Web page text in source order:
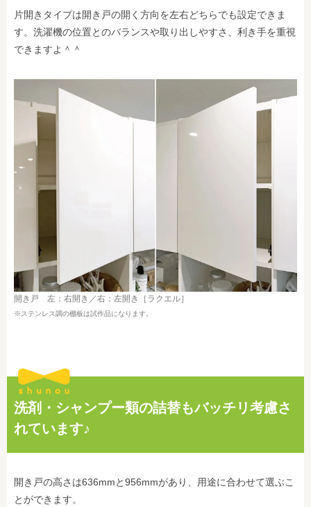
片開きタイプは開き戸の開く方向を左右どちらでも設定できま
す。洗濯機の位置とのバランスや取り出しやすさ、利き手を重視
できますよ＾＾
開き戸 左：右開き／右：左開き［ラクエル］
※ステンレス調の棚板は試作品になります。
洗剤・シャンプー類の詰替もバッチリ考慮さ
れています♪
開き戸の高さは636mmと956mmがあり、用途に合わせて選ぶこ
とができます。